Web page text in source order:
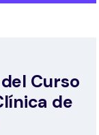
Curso
de